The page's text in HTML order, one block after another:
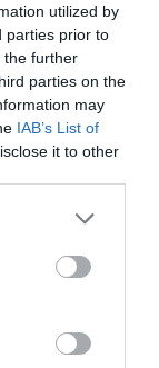
utilized by
parties prior to
the further
parties on the
may
IAB’s List of
it to other
more Google
may click to
party tags to
below Google
ανάρτηση